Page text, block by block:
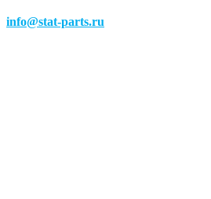
info@stat-parts.ru